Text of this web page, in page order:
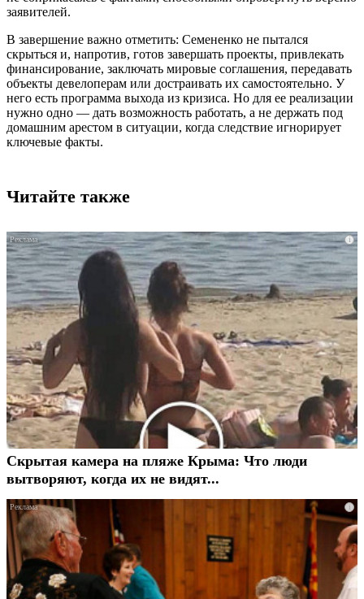
заявителей.
В завершение важно отметить: Семененко не пытался
скрыться и, напротив, готов завершать проекты, привлекать
финансирование, заключать мировые соглашения, передавать
объекты девелоперам или достраивать их самостоятельно. У
него есть программа выхода из кризиса. Но для ее реализации
нужно одно — дать возможность работать, а не держать под
домашним арестом в ситуации, когда следствие игнорирует
ключевые факты.
Читайте также
i
Скрытая камера на пляже Крыма: Что люди
вытворяют, когда их не видят...
i